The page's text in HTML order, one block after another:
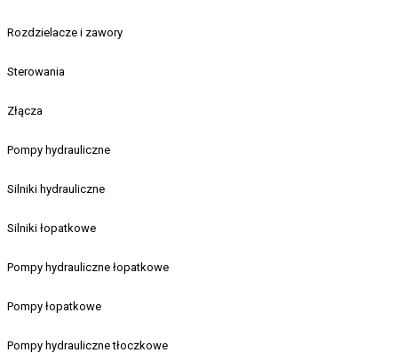
Rozdzielacze i zawory
Sterowania
Złącza
Pompy hydrauliczne
Silniki hydrauliczne
Silniki łopatkowe
Pompy hydrauliczne łopatkowe
Pompy łopatkowe
Pompy hydrauliczne tłoczkowe